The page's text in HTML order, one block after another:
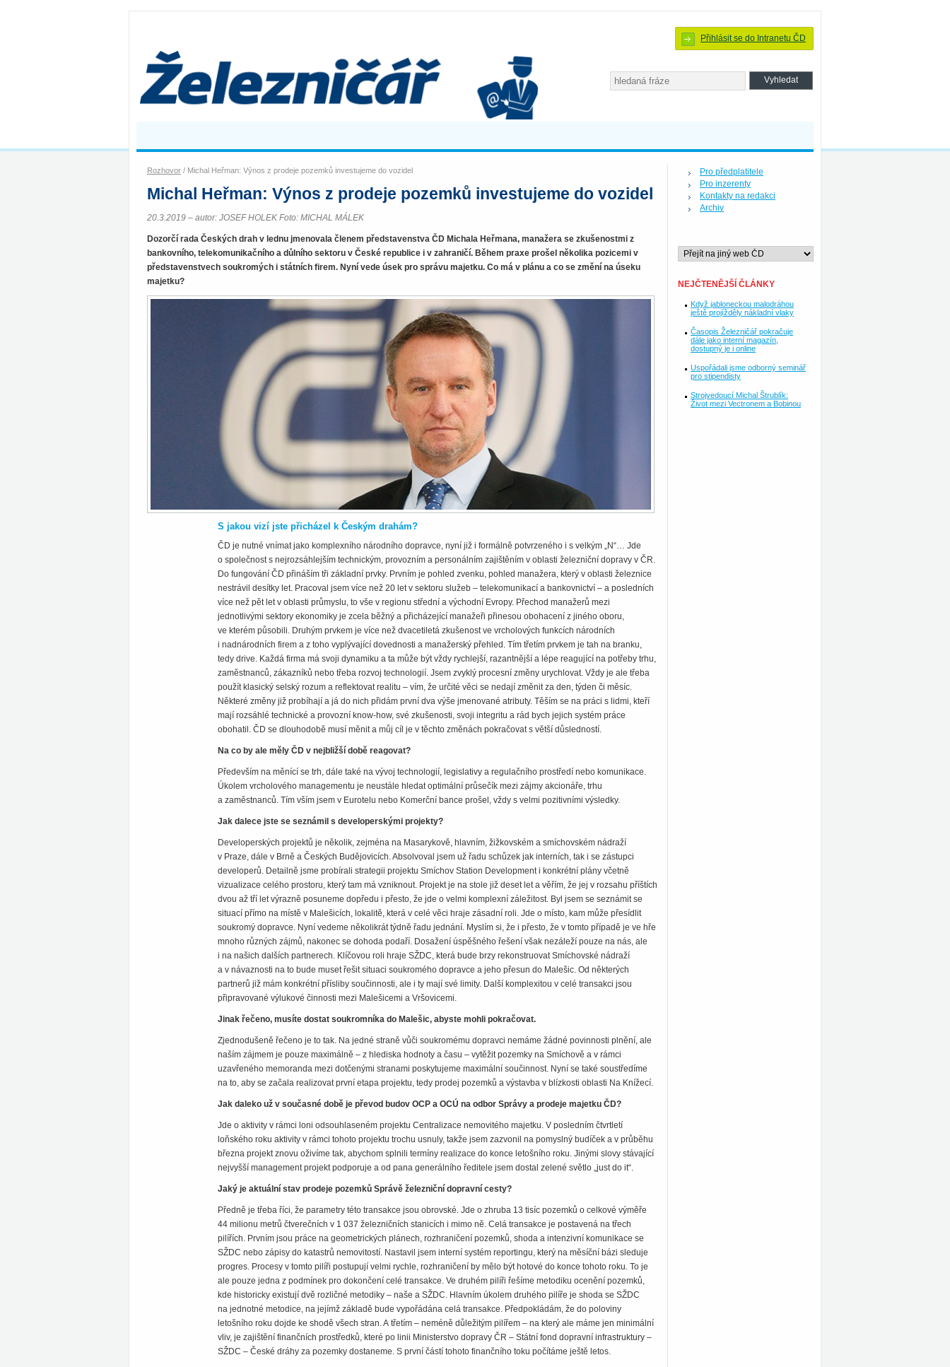
Přihlásit se do Intranetu ČD
Rozhovor / Michal Heřman: Výnos z prodeje pozemků investujeme do vozidel
Michal Heřman: Výnos z prodeje pozemků investujeme do vozidel
20.3.2019 – autor: JOSEF HOLEK Foto: MICHAL MÁLEK
Dozorčí rada Českých drah v lednu jmenovala členem představenstva ČD Michala Heřmana, manažera se zkušenostmi z
bankovního, telekomunikačního a důlního sektoru v České republice i v zahraničí. Během praxe prošel několika pozicemi v
představenstvech soukromých i státních firem. Nyní vede úsek pro správu majetku. Co má v plánu a co se změní na úseku
majetku?
S jakou vizí jste přicházel k Českým drahám?
ČD je nutné vnímat jako komplexního národního dopravce, nyní již i formálně potvrzeného i s velkým „N“… Jde
o společnost s nejrozsáhlejším technickým, provozním a personálním zajištěním v oblasti železniční dopravy v ČR.
Do fungování ČD přináším tři základní prvky. Prvním je pohled zvenku, pohled manažera, který v oblasti železnice
nestrávil desítky let. Pracoval jsem více než 20 let v sektoru služeb – telekomunikací a bankovnictví – a posledních
více než pět let v oblasti průmyslu, to vše v regionu střední a východní Evropy. Přechod manažerů mezi
jednotlivými sektory ekonomiky je zcela běžný a přicházející manažeři přinesou obohacení z jiného oboru,
ve kterém působili. Druhým prvkem je více než dvacetiletá zkušenost ve vrcholových funkcích národních
i nadnárodních firem a z toho vyplývající dovednosti a manažerský přehled. Tím třetím prvkem je tah na branku,
tedy drive. Každá firma má svoji dynamiku a ta může být vždy rychlejší, razantnější a lépe reagující na potřeby trhu,
zaměstnanců, zákazníků nebo třeba rozvoj technologií. Jsem zvyklý procesní změny urychlovat. Vždy je ale třeba
použít klasický selský rozum a reflektovat realitu – vím, že určité věci se nedají změnit za den, týden či měsíc.
Některé změny již probíhají a já do nich přidám první dva výše jmenované atributy. Těším se na práci s lidmi, kteří
mají rozsáhlé technické a provozní know-how, své zkušenosti, svoji integritu a rád bych jejich systém práce
obohatil. ČD se dlouhodobě musí měnit a můj cíl je v těchto změnách pokračovat s větší důsledností.
Na co by ale měly ČD v nejbližší době reagovat?
Především na měnící se trh, dále také na vývoj technologií, legislativy a regulačního prostředí nebo komunikace.
Úkolem vrcholového managementu je neustále hledat optimální průsečík mezi zájmy akcionáře, trhu
a zaměstnanců. Tím vším jsem v Eurotelu nebo Komerční bance prošel, vždy s velmi pozitivními výsledky.
Jak dalece jste se seznámil s developerskými projekty?
Developerských projektů je několik, zejména na Masarykově, hlavním, žižkovském a smíchovském nádraží
v Praze, dále v Brně a Českých Budějovicích. Absolvoval jsem už řadu schůzek jak interních, tak i se zástupci
developerů. Detailně jsme probírali strategii projektu Smíchov Station Development i konkrétní plány včetně
vizualizace celého prostoru, který tam má vzniknout. Projekt je na stole již deset let a věřím, že jej v rozsahu příštích
dvou až tří let výrazně posuneme dopředu i přes­to, že jde o velmi komplexní záležitost. Byl jsem se seznámit se
situací přímo na místě v Malešicích, lokalitě, která v celé věci hraje zásadní roli. Jde o místo, kam může přesídlit
soukromý dopravce. Nyní vedeme několikrát týdně řadu jednání. Myslím si, že i přesto, že v tomto případě je ve hře
mnoho různých zájmů, nakonec se dohoda podaří. Dosažení úspěšného řešení však nezáleží pouze na nás, ale
i na našich dalších partnerech. Klíčovou roli hraje SŽDC, která bude brzy rekonstruovat Smíchovské nádraží
a v návaznosti na to bude muset řešit situaci soukromého dopravce a jeho přesun do Malešic. Od některých
partnerů již mám konkrétní přísliby součinnosti, ale i ty mají své limity. Další komplexitou v celé transakci jsou
připravované výlukové činnosti mezi Malešicemi a Vršovicemi.
Jinak řečeno, musíte dostat soukromníka do Malešic, abyste mohli pokračovat.
Zjednodušeně řečeno je to tak. Na jedné straně vůči soukromému dopravci nemáme žádné povinnosti plnění, ale
naším zájmem je pouze maximálně – z hlediska hodnoty a času – vytěžit pozemky na Smíchově a v rámci
uzavřeného memoranda mezi dotčenými stranami poskytujeme maximální součinnost. Nyní se také soustředíme
na to, aby se začala realizovat první etapa projektu, tedy prodej pozemků a výstavba v blízkosti oblasti Na Knížecí.
Jak daleko už v současné době je převod budov OCP a OCÚ na odbor Správy a prodeje majetku ČD?
Jde o aktivity v rámci loni odsouhlaseném projektu Centralizace nemovitého majetku. V posledním čtvrtletí
loňského roku aktivity v rámci tohoto projektu trochu usnuly, takže jsem zazvonil na pomyslný budíček a v průběhu
března projekt znovu oživíme tak, abychom splnili termíny realizace do konce letošního roku. Jinými slovy stávající
nejvyšší management projekt podporuje a od pana generálního ředitele jsem dostal zelené světlo „just do it“.
Jaký je aktuální stav prodeje pozemků Správě železniční dopravní cesty?
Předně je třeba říci, že parametry této transakce jsou obrovské. Jde o zhruba 13 tisíc pozemků o celkové výměře
44 milionu metrů čtverečních v 1 037 železničních stanicích i mimo ně. Celá transakce je postavená na třech
pilířích. Prvním jsou práce na geometrických plánech, rozhraničení pozemků, shoda a intenzivní komunikace se
SŽDC nebo zápisy do katastrů nemovitostí. Nastavil jsem interní systém reportingu, který na měsíční bázi sleduje
progres. Procesy v tomto pilíři postupují velmi rychle, rozhraničení by mělo být hotové do konce tohoto roku. To je
ale pouze jedna z podmínek pro dokončení celé transakce. Ve druhém pilíři řešíme metodiku ocenění pozemků,
kde historicky existují dvě rozličné metodiky – naše a SŽDC. Hlavním úkolem druhého pilíře je shoda se SŽDC
na jednotné metodice, na jejímž základě bude vypořádána celá transakce. Předpokládám, že do poloviny
letošního roku dojde ke shodě všech stran. A třetím – neméně důležitým pilířem – na který ale máme jen minimální
vliv, je zajištění finančních prostředků, které po linii Ministerstvo dopravy ČR – Státní fond dopravní infrastruktury –
SŽDC – České dráhy za pozemky dostaneme. S první částí tohoto finančního toku počítáme ještě letos.
Pro předplatitele
Pro inzerenty
Kontakty na redakci
Archiv
NEJČTENĚJŠÍ ČLÁNKY
Když jabloneckou malodráhou
ještě projížděly nákladní vlaky
Časopis Železničář pokračuje
dále jako interní magazín,
dostupný je i online
Uspořádali jsme odborný seminář
pro stipendisty
Strojvedoucí Michal Štrublík:
Život mezi Vectronem a Bobinou